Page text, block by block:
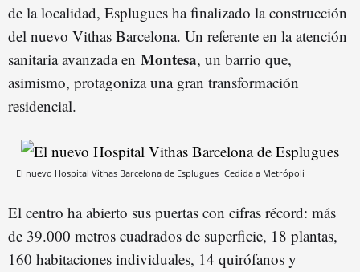
de la localidad, Esplugues ha finalizado la construcción
del nuevo Vithas Barcelona. Un referente en la atención
sanitaria avanzada en Montesa, un barrio que,
asimismo, protagoniza una gran transformación
residencial.
El nuevo Hospital Vithas Barcelona de Esplugues Cedida a Metrópoli
El centro ha abierto sus puertas con cifras récord: más
de 39.000 metros cuadrados de superficie, 18 plantas,
160 habitaciones individuales, 14 quirófanos y